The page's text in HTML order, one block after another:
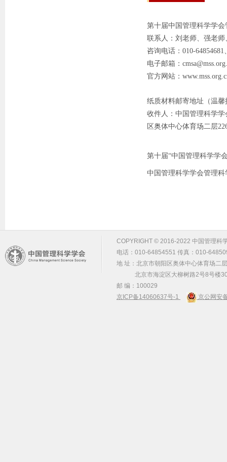
第十届中国管理科学学
联系人：刘老师、强老师
咨询电话：010-64854681
电子邮箱：
官方网站：
纸质材料邮寄地址（温
收件人：中国管理科学学
区奥体中心体育场二层
第十届“中国管理科学学
中国管理科学学会管理
COPYRIGHT © 2016-2022 中国管理科
电话：010-64854551 传真：010-
地 址：北京市朝阳区奥体中心体育场二
北京市海淀区大柳树路2号8号楼
邮 编：100029
京ICP备14060637号-1
京公网安